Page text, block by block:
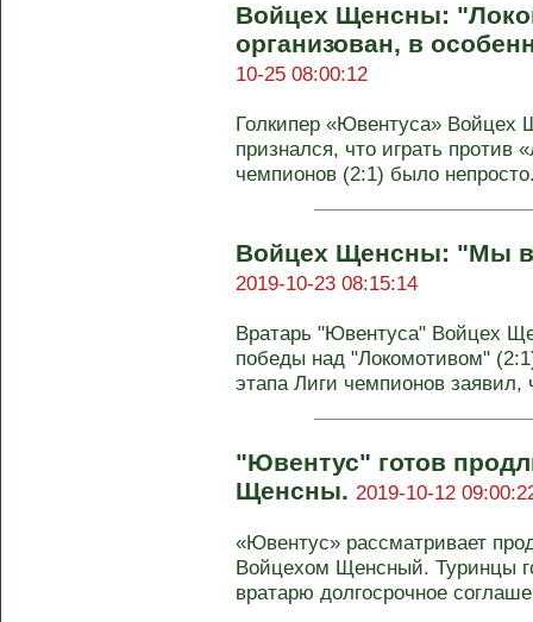
Войцех Щенсны:
организован, в
10-25 08:00:12
Голкипер «Ювентуса» Войцех
признался, что играть против
чемпионов (2:1) было
Войцех Щенсны: "Мы
2019-10-23 08:15:14
Вратарь "Ювентуса" Войцех
победы над "Локомотивом"
этапа Лиги чемпионов заявил,
"Ювентус" готов
Щенсны. 2019-10-12
«Ювентус» рассматривает
Войцехом Щенсный. Туринцы
вратарю долгосрочное